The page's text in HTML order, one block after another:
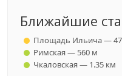
Ближайшие
Площадь Ильича —
Римская — 560 м
Чкаловская — 1.35 км